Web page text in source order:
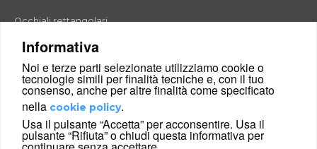
Informativa
Noi e terze parti selezionate utilizziamo cookie o
tecnologie simili per finalità tecniche e, con il tuo
consenso, anche per altre finalità come specificato
nella cookie policy.
Usa il pulsante “Accetta” per acconsentire. Usa il
pulsante “Rifiuta” o chiudi questa informativa per
Occhiali rettangolari
Occhiali rotondi
Occhiali a goccia
Occhiali a farfalla
Occhiali esagonali
Occhiali cat-eyes